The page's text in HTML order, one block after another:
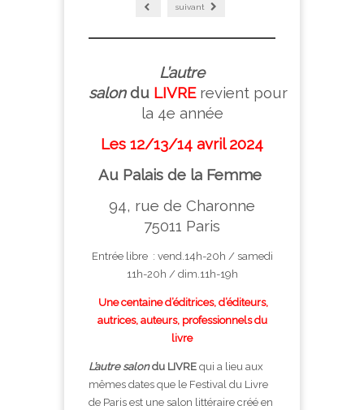
suivant
L’autre
salon du LIVRE revient pour
la 4e année
Les 12/13/14 avril 2024
Au Palais de la Femme
94, rue de Charonne
75011 Paris
Entrée libre : vend.14h-20h / samedi
11h-20h / dim.11h-19h
Une centaine d’éditrices, d’éditeurs,
autrices, auteurs, professionnels du
livre
L’autre salon du LIVRE qui a lieu aux
mêmes dates que le Festival du Livre
de Paris est une salon littéraire créé en